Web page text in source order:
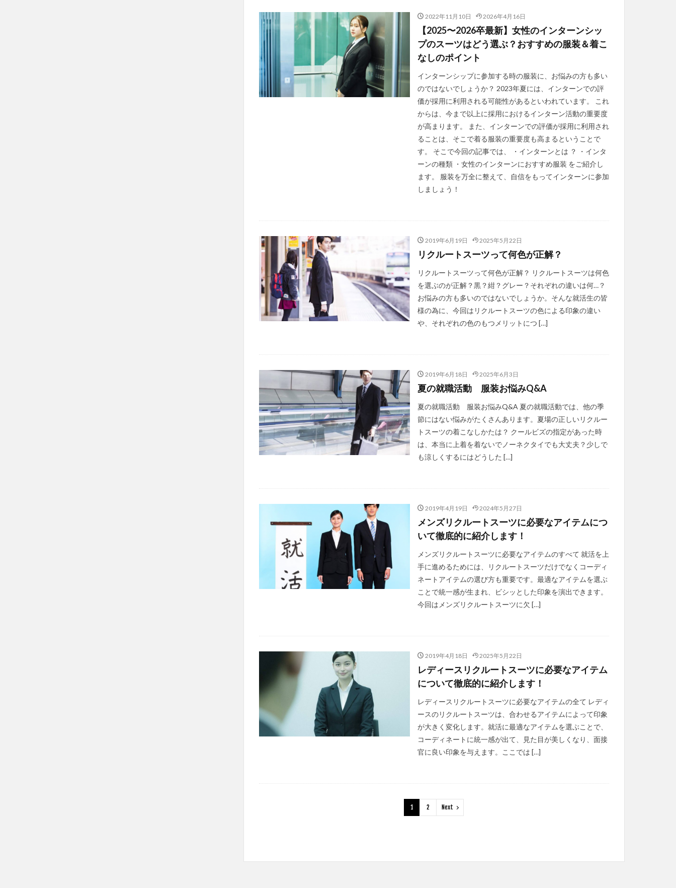
2022年11月10日 2026年4月16日
【2025〜2026卒最新】女性のインターンシッ
プのスーツはどう選ぶ？おすすめの服装＆着こ
なしのポイント
インターンシップに参加する時の服装に、お悩みの方も多い
のではないでしょうか？ 2023年夏には、インターンでの評
価が採用に利用される可能性があるといわれています。 これ
からは、今まで以上に採用におけるインターン活動の重要度
が高まります。 また、インターンでの評価が採用に利用され
ることは、そこで着る服装の重要度も高まるということで
す。 そこで今回の記事では、 ・インターンとは ？ ・インタ
ーンの種類 ・女性のインターンにおすすめ服装 をご紹介し
ます。 服装を万全に整えて、自信をもってインターンに参加
しましょう！
2019年6月19日 2025年5月22日
リクルートスーツって何色が正解？
リクルートスーツって何色が正解？ リクルートスーツは何色
を選ぶのが正解？黒？紺？グレー？それぞれの違いは何…？
お悩みの方も多いのではないでしょうか。そんな就活生の皆
様の為に、今回はリクルートスーツの色による印象の違い
や、それぞれの色のもつメリットにつ […]
2019年6月18日 2025年6月3日
夏の就職活動 服装お悩みQ&A
夏の就職活動 服装お悩みQ&A 夏の就職活動では、他の季
節にはない悩みがたくさんあります。夏場の正しいリクルー
トスーツの着こなしかたは？ クールビズの指定があった時
は、本当に上着を着ないでノーネクタイでも大丈夫？少しで
も涼しくするにはどうした […]
2019年4月19日 2024年5月27日
メンズリクルートスーツに必要なアイテムにつ
いて徹底的に紹介します！
メンズリクルートスーツに必要なアイテムのすべて 就活を上
手に進めるためには、リクルートスーツだけでなくコーディ
ネートアイテムの選び方も重要です。最適なアイテムを選ぶ
ことで統一感が生まれ、ビシッとした印象を演出できます。
今回はメンズリクルートスーツに欠 […]
2019年4月18日 2025年5月22日
レディースリクルートスーツに必要なアイテム
について徹底的に紹介します！
レディースリクルートスーツに必要なアイテムの全て レディ
ースのリクルートスーツは、合わせるアイテムによって印象
が大きく変化します。就活に最適なアイテムを選ぶことで、
コーディネートに統一感が出て、見た目が美しくなり、面接
官に良い印象を与えます。ここでは […]
1 2 Next